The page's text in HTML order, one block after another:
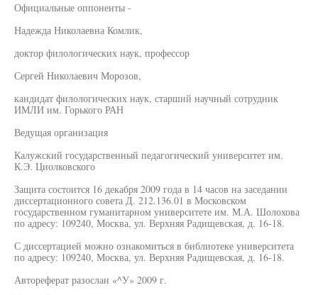
Официальные оппоненты -
Надежда Николаевна Комлик,
доктор филологических наук, профессор
Сергей Николаевич Морозов,
кандидат филологических наук, старший научный сотрудник
ИМЛИ им. Горького РАН
Ведущая организация
Калужский государственный педагогический университет им.
К.Э. Циолковского
Защита состоится 16 декабря 2009 года в 14 часов на заседании
диссертационного совета Д. 212.136.01 в Московском
государственном гуманитарном университете им. М.А. Шолохова
по адресу: 109240, Москва, ул. Верхняя Радищевская, д. 16-18.
С диссертацией можно ознакомиться в библиотеке университета
по адресу: 109240, Москва, ул. Верхняя Радищевская, д. 16-18.
Автореферат разослан «^У» 2009 г.